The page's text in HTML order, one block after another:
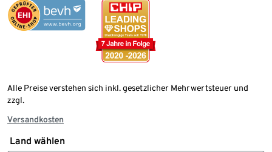
Alle Preise verstehen sich inkl. gesetzlicher Mehrwertsteuer und
zzgl.
Versandkosten
Land wählen